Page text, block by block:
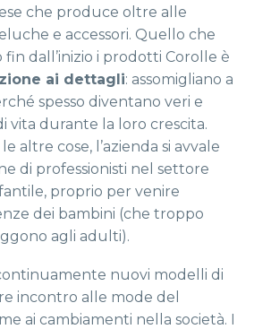
che produce oltre alle
e accessori. Quello che
dall’inizio i prodotti Corolle è
ai dettagli: assomigliano a
spesso diventano veri e
vita durante la loro crescita.
altre cose, l’azienda si avvale
di professionisti nel settore
proprio per venire
dei bambini (che troppo
agli adulti).
nuovi modelli di
incontro alle mode del
ai cambiamenti nella società. I